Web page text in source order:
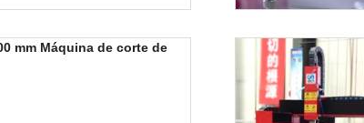
mm Máquina de corte de